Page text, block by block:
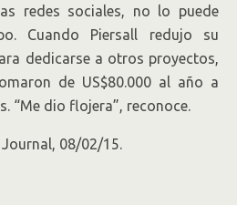
redes sociales, no lo puede
Cuando Piersall redujo su
dedicarse a otros proyectos,
de US$80.000 al año a
“Me dio flojera”, reconoce.
Journal, 08/02/15.